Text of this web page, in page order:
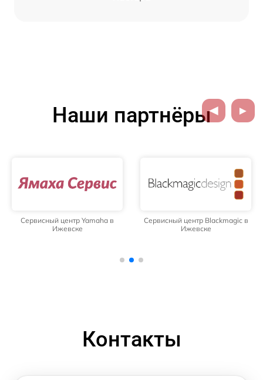
Наши партнёры
Сервисный центр Yamaha в
Ижевске
Сервисный центр Blackmagic в
Ижевске
Контакты